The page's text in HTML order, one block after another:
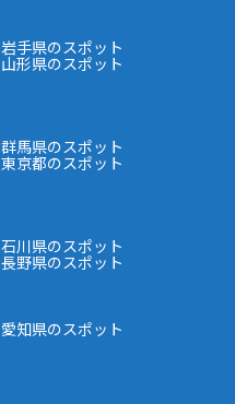
岩手県のスポット
山形県のスポット
群馬県のスポット
東京都のスポット
石川県のスポット
長野県のスポット
愛知県のスポット